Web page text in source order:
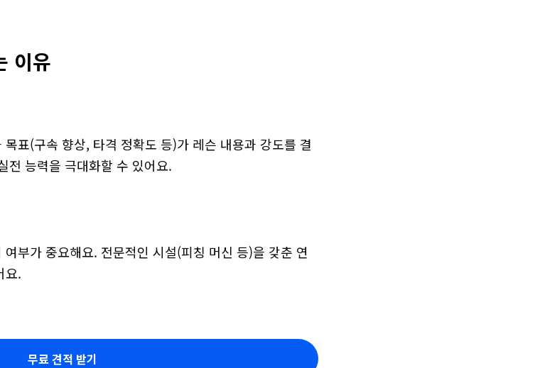
이유
표(구속 향상, 타격 정확도 등)가 레슨 내용과 강도를 결
전 능력을 극대화할 수 있어요.
부가 중요해요. 전문적인 시설(피칭 머신 등)을 갖춘 연
요.
무료 견적 받기